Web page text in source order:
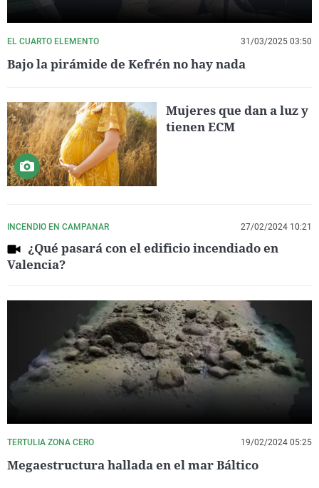
EL CUARTO ELEMENTO 31/03/2025 03:50
Bajo la pirámide de Kefrén no hay nada
Mujeres que dan a luz y
tienen ECM
INCENDIO EN CAMPANAR 27/02/2024 10:21
¿Qué pasará con el edificio incendiado en
Valencia?
TERTULIA ZONA CERO 19/02/2024 05:25
Megaestructura hallada en el mar Báltico